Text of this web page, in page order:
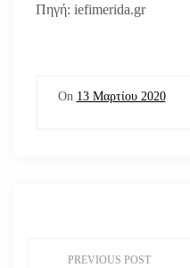
Πηγή: iefimerida.gr
On 13 Μαρτίου 2020
PREVIOUS POST